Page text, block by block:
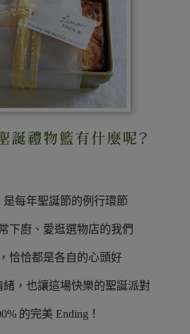
是每年聖誕節的例行環節
下廚、愛逛選物店的我們
恰恰都是各自的心頭好
，也讓這場快樂的聖誕派對
的完美 Ending！